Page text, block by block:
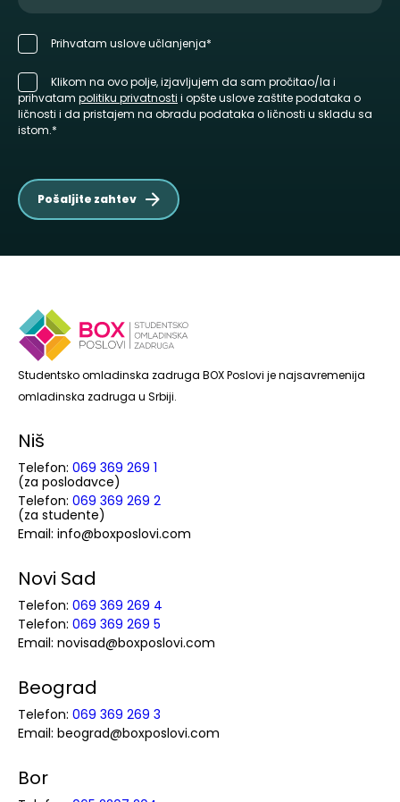
Prihvatam uslove učlanjenja*
Klikom na ovo polje, izjavljujem da sam pročitao/la i
prihvatam politiku privatnosti i opšte uslove zaštite podataka o
ličnosti i da pristajem na obradu podataka o ličnosti u skladu sa
istom.*
Pošaljite zahtev
Studentsko omladinska zadruga BOX Poslovi je najsavremenija
omladinska zadruga u Srbiji.
Niš
Telefon: 069 369 269 1
(za poslodavce)
Telefon: 069 369 269 2
(za studente)
Email: info@boxposlovi.com
Novi Sad
Telefon: 069 369 269 4
Telefon: 069 369 269 5
Email: novisad@boxposlovi.com
Beograd
Telefon: 069 369 269 3
Email: beograd@boxposlovi.com
Bor